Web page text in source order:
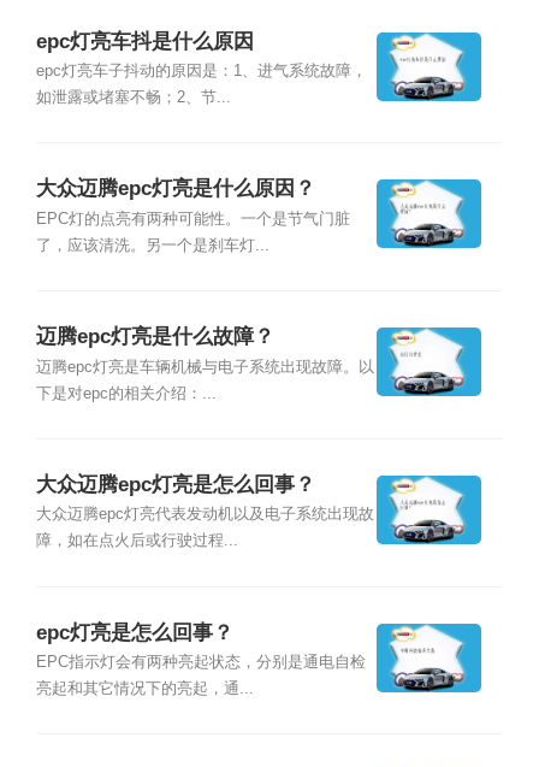
epc灯亮车抖是什么原因
epc灯亮车子抖动的原因是：1、进气系统故障，
如泄露或堵塞不畅；2、节...
大众迈腾epc灯亮是什么原因？
EPC灯的点亮有两种可能性。一个是节气门脏
了，应该清洗。另一个是刹车灯...
迈腾epc灯亮是什么故障？
迈腾epc灯亮是车辆机械与电子系统出现故障。以
下是对epc的相关介绍：...
大众迈腾epc灯亮是怎么回事？
大众迈腾epc灯亮代表发动机以及电子系统出现故
障，如在点火后或行驶过程...
epc灯亮是怎么回事？
EPC指示灯会有两种亮起状态，分别是通电自检
亮起和其它情况下的亮起，通...